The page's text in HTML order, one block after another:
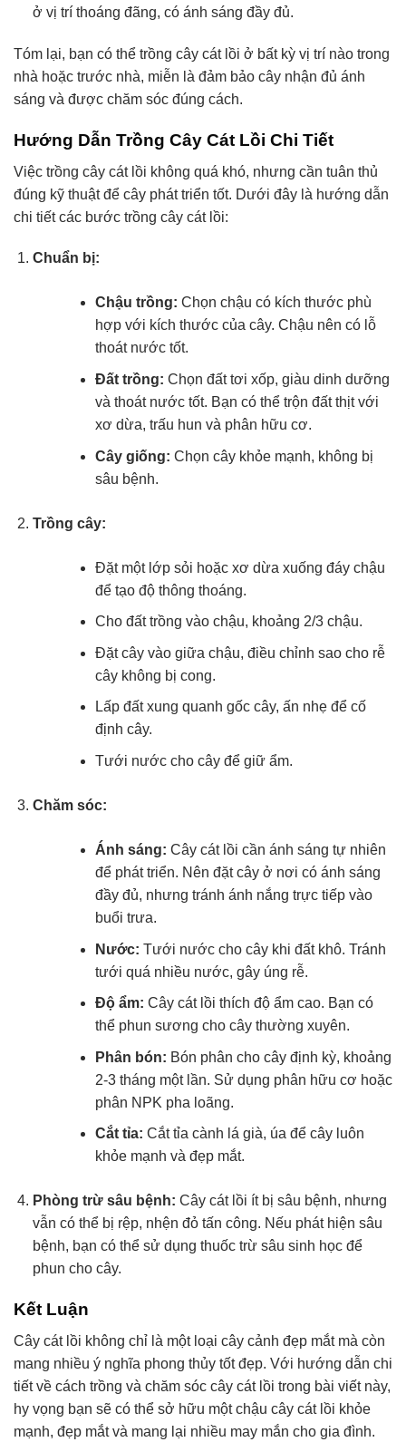
ở vị trí thoáng đãng, có ánh sáng đầy đủ.
Tóm lại, bạn có thể trồng cây cát lồi ở bất kỳ vị trí nào trong
nhà hoặc trước nhà, miễn là đảm bảo cây nhận đủ ánh
sáng và được chăm sóc đúng cách.
Hướng Dẫn Trồng Cây Cát Lồi Chi Tiết
Việc trồng cây cát lồi không quá khó, nhưng cần tuân thủ
đúng kỹ thuật để cây phát triển tốt. Dưới đây là hướng dẫn
chi tiết các bước trồng cây cát lồi:
Chuẩn bị:
Chậu trồng: Chọn chậu có kích thước phù
hợp với kích thước của cây. Chậu nên có lỗ
thoát nước tốt.
Đất trồng: Chọn đất tơi xốp, giàu dinh dưỡng
và thoát nước tốt. Bạn có thể trộn đất thịt với
xơ dừa, trấu hun và phân hữu cơ.
Cây giống: Chọn cây khỏe mạnh, không bị
sâu bệnh.
Trồng cây:
Đặt một lớp sỏi hoặc xơ dừa xuống đáy chậu
để tạo độ thông thoáng.
Cho đất trồng vào chậu, khoảng 2/3 chậu.
Đặt cây vào giữa chậu, điều chỉnh sao cho rễ
cây không bị cong.
Lấp đất xung quanh gốc cây, ấn nhẹ để cố
định cây.
Tưới nước cho cây để giữ ẩm.
Chăm sóc:
Ánh sáng: Cây cát lồi cần ánh sáng tự nhiên
để phát triển. Nên đặt cây ở nơi có ánh sáng
đầy đủ, nhưng tránh ánh nắng trực tiếp vào
buổi trưa.
Nước: Tưới nước cho cây khi đất khô. Tránh
tưới quá nhiều nước, gây úng rễ.
Độ ẩm: Cây cát lồi thích độ ẩm cao. Bạn có
thể phun sương cho cây thường xuyên.
Phân bón: Bón phân cho cây định kỳ, khoảng
2-3 tháng một lần. Sử dụng phân hữu cơ hoặc
phân NPK pha loãng.
Cắt tỉa: Cắt tỉa cành lá già, úa để cây luôn
khỏe mạnh và đẹp mắt.
Phòng trừ sâu bệnh: Cây cát lồi ít bị sâu bệnh, nhưng
vẫn có thể bị rệp, nhện đỏ tấn công. Nếu phát hiện sâu
bệnh, bạn có thể sử dụng thuốc trừ sâu sinh học để
phun cho cây.
Kết Luận
Cây cát lồi không chỉ là một loại cây cảnh đẹp mắt mà còn
mang nhiều ý nghĩa phong thủy tốt đẹp. Với hướng dẫn chi
tiết về cách trồng và chăm sóc cây cát lồi trong bài viết này,
hy vọng bạn sẽ có thể sở hữu một chậu cây cát lồi khỏe
mạnh, đẹp mắt và mang lại nhiều may mắn cho gia đình.